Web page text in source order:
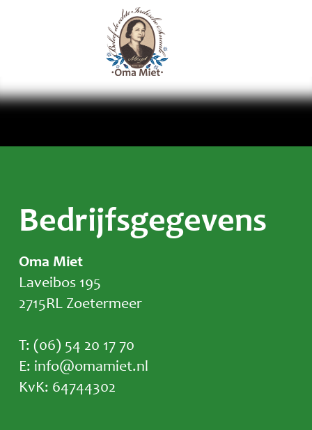
Bedrijfsgegevens
Oma Miet
Laveibos 195
2715RL Zoetermeer
T: (06) 54 20 17 70
E: info@omamiet.nl
KvK: 64744302